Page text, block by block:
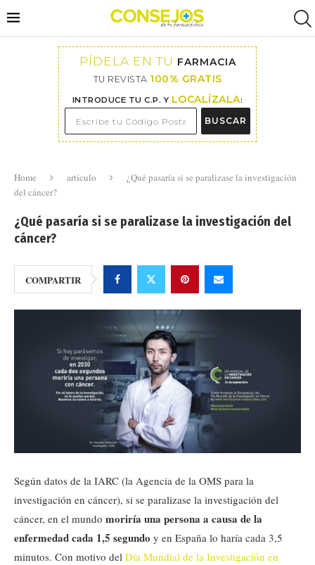
PÍDELA EN TU FARMACIA
TU REVISTA 100% GRATIS
INTRODUCE TU C.P. Y LOCALÍZALA:
BUSCAR
Home artículo
¿Qué pasaría si se paralizase la investigación
del cáncer?
¿Qué pasaría si se paralizase la investigación del
cáncer?
COMPARTIR
Según datos de la IARC (la Agencia de la OMS para la
investigación en cáncer), si se paralizase la investigación del
cáncer, en el mundo moriría una persona a causa de la
enfermedad cada 1,5 segundo y en España lo haría cada 3,5
minutos. Con motivo del Día Mundial de la Investigación en